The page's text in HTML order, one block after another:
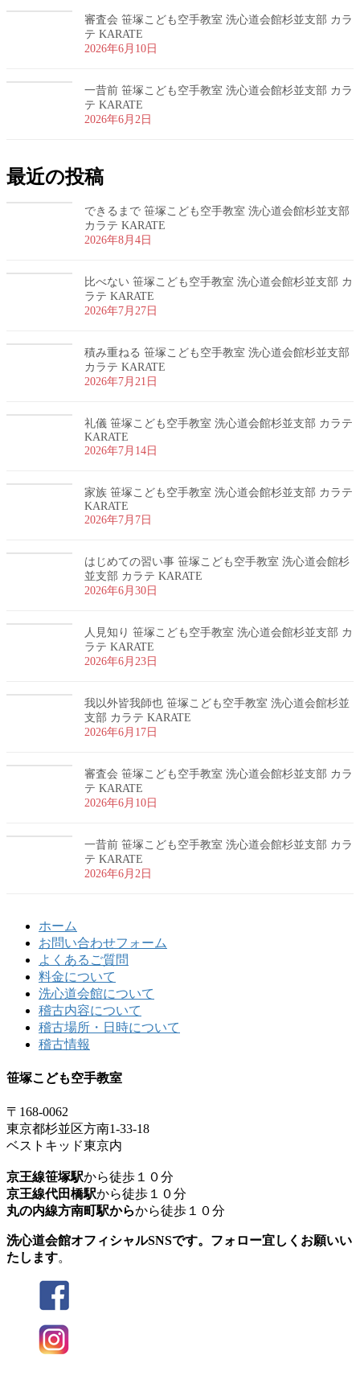
審査会 笹塚こども空手教室 洗心道会館杉並支部 カラ
テ KARATE
2026年6月10日
一昔前 笹塚こども空手教室 洗心道会館杉並支部 カラ
テ KARATE
2026年6月2日
最近の投稿
できるまで 笹塚こども空手教室 洗心道会館杉並支部
カラテ KARATE
2026年8月4日
比べない 笹塚こども空手教室 洗心道会館杉並支部 カ
ラテ KARATE
2026年7月27日
積み重ねる 笹塚こども空手教室 洗心道会館杉並支部
カラテ KARATE
2026年7月21日
礼儀 笹塚こども空手教室 洗心道会館杉並支部 カラテ
KARATE
2026年7月14日
家族 笹塚こども空手教室 洗心道会館杉並支部 カラテ
KARATE
2026年7月7日
はじめての習い事 笹塚こども空手教室 洗心道会館杉
並支部 カラテ KARATE
2026年6月30日
人見知り 笹塚こども空手教室 洗心道会館杉並支部 カ
ラテ KARATE
2026年6月23日
我以外皆我師也 笹塚こども空手教室 洗心道会館杉並
支部 カラテ KARATE
2026年6月17日
審査会 笹塚こども空手教室 洗心道会館杉並支部 カラ
テ KARATE
2026年6月10日
一昔前 笹塚こども空手教室 洗心道会館杉並支部 カラ
テ KARATE
2026年6月2日
ホーム
お問い合わせフォーム
よくあるご質問
料金について
洗心道会館について
稽古内容について
稽古場所・日時について
稽古情報
笹塚こども空手教室
〒168-0062
東京都杉並区方南1-33-18
ベストキッド東京内
京王線笹塚駅から徒歩１０分
京王線代田橋駅から徒歩１０分
丸の内線方南町駅からから徒歩１０分
洗心道会館オフィシャルSNSです。フォロー宜しくお願いい
たします。